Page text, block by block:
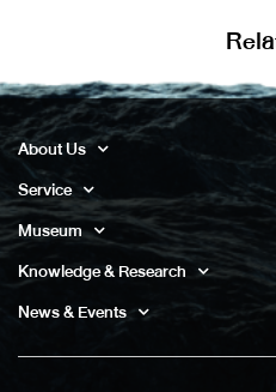
About Us
Service
Museum
Knowledge & Research
News & Events